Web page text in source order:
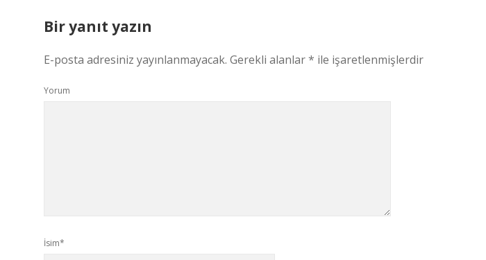
Bir yanıt yazın
E-posta adresiniz yayınlanmayacak. Gerekli alanlar* ile işaretlenmişlerdir
Yorum
İsim*